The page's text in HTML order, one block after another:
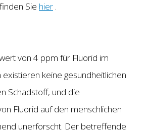
Sie hier .
von 4 ppm für Fluorid im
keine gesundheitlichen
Schadstoff, und die
Fluorid auf den menschlichen
unerforscht. Der betreffende